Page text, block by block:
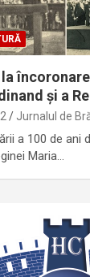
și a
Jurnalul de
a 100 de ani
Maria…